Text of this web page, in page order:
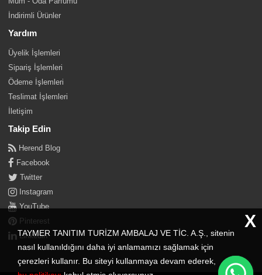
İndirimli Ürünler
Yardım
Üyelik İşlemleri
Sipariş İşlemleri
Ödeme İşlemleri
Teslimat İşlemleri
İletişim
Takip Edin
Herend Blog
Facebook
Twitter
Instagram
YouTube
Pinterest
Linkedin
TAYMER TANITIM TURİZM AMBALAJ VE TİC. A.Ş., sitenin
nasıl kullanıldığını daha iyi anlamamızı sağlamak için
çerezleri kullanır. Bu siteyi kullanmaya devam ederek,
X